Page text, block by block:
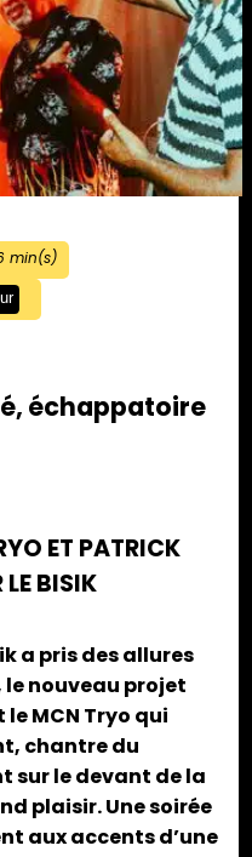
min(s)
échappatoire
ET PATRICK
BISIK
a pris des allures
le nouveau projet
le MCN Tryo qui
chantre du
sur le devant de la
plaisir. Une soirée
aux accents d’une